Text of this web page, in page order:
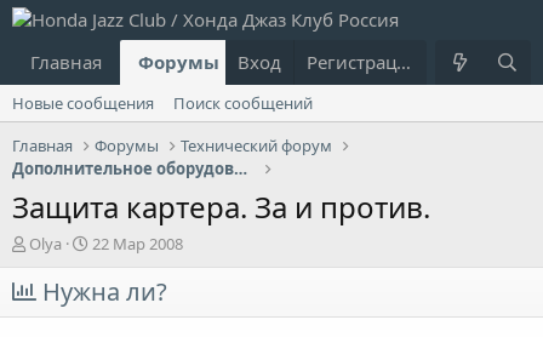
Главная Форумы Что нового?
Вход Регистрация
Новые сообщения
Поиск сообщений
Главная
Форумы
Технический форум
Дополнительное оборудование
Защита картера. За и против.
А
в
т
о
Olya
Д
а
т
а
22 Мар 2008
Нужна ли?